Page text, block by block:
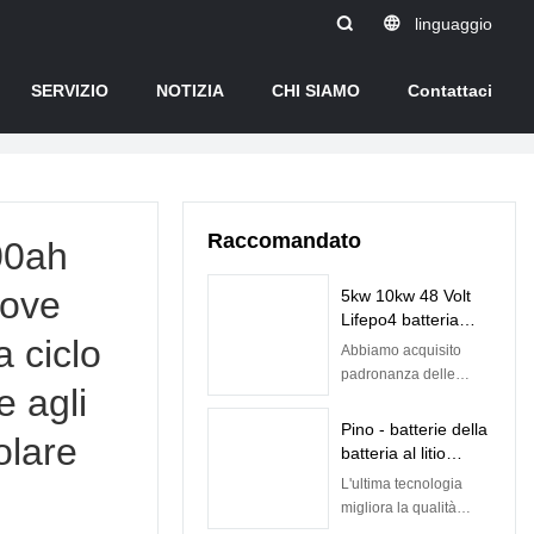
linguaggio
SERVIZIO NOTIZIA CHI SIAMO
Contattaci
ciclo
agli
Raccomandato
5kw 10kw 48 Volt
Lifepo4 batteria
ricaricabile agli ioni
di litio con BMS
Abbiamo acquisito
padronanza delle
processo di
produzione della
a energia solare 5kw
10kw Lifepo4 48v
Pino - batterie della
batteria al litio
Lifepo4 di 12.8v
50ah per la batteria
L'ultima tecnologia
migliora la qualità